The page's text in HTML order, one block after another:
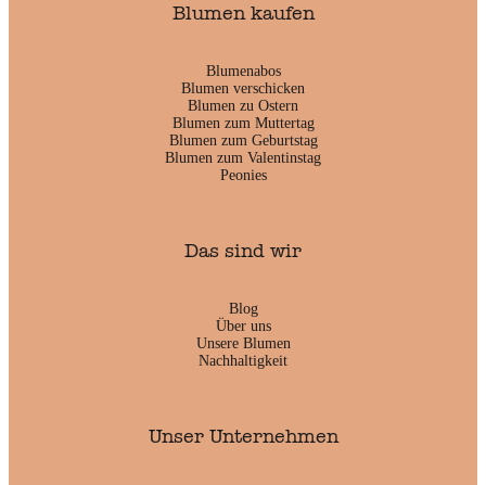
Blumen kaufen
Blumenabos
Blumen verschicken
Blumen zu Ostern
Blumen zum Muttertag
Blumen zum Geburtstag
Blumen zum Valentinstag
Peonies
Das sind wir
Blog
Über uns
Unsere Blumen
Nachhaltigkeit
Unser Unternehmen